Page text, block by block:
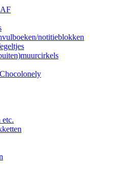
notitieblokken
etc.